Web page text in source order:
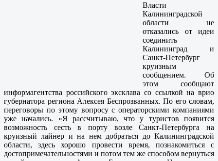
Власти
Калининградской
области не
отказались от идеи
соединить
Калининград и
Санкт-Петербург
круизным
сообщением. Об
этом сообщают
информагентства российского эксклава со ссылкой на врио
губернатора региона Алексея Беспрозванных. По его словам,
переговоры по этому вопросу с операторскими компаниями
уже начались. «Я рассчитываю, что у туристов появится
возможность сесть в порту возле Санкт-Петербурга на
круизный лайнер и на нем добраться до Калининградской
области, здесь хорошо провести время, познакомиться с
достопримечательностями и потом тем же способом вернуться